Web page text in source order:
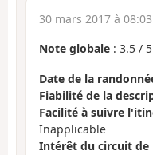
30 mars 2017 à 08:03
Note globale : 3.5 / 5
Date de la
Fiabilité de la
Facilité à suivre
Inapplicable
Intérêt du circuit de